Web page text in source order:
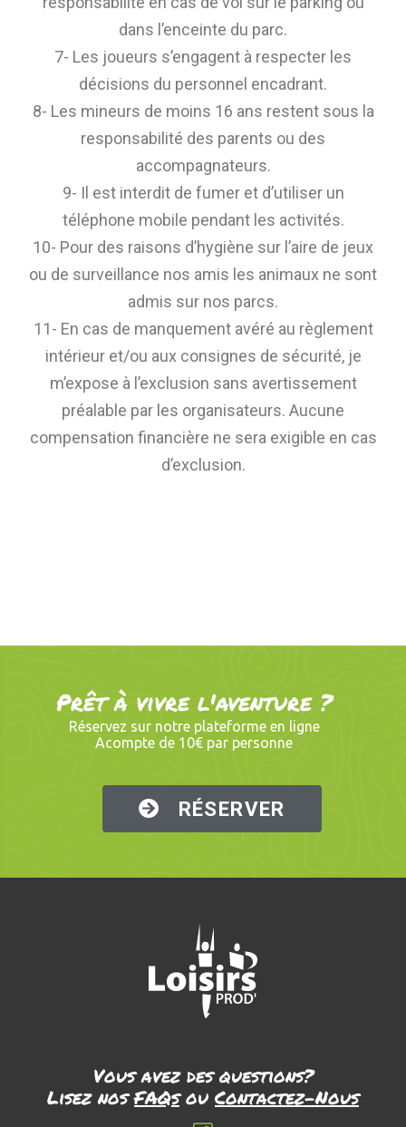
dans l’enceinte du parc.
7- Les joueurs s’engagent à respecter les
décisions du personnel encadrant.
8- Les mineurs de moins 16 ans restent sous la
responsabilité des parents ou des
accompagnateurs.
9- Il est interdit de fumer et d’utiliser un
téléphone mobile pendant les activités.
10- Pour des raisons d’hygiène sur l’aire de jeux
ou de surveillance nos amis les animaux ne sont
admis sur nos parcs.
11- En cas de manquement avéré au règlement
intérieur et/ou aux consignes de sécurité, je
m’expose à l’exclusion sans avertissement
préalable par les organisateurs. Aucune
compensation financière ne sera exigible en cas
d’exclusion.
Prêt à vivre l'aventure ?
Réservez sur notre plateforme en ligne
Acompte de 10€ par personne
RÉSERVER
Vous avez des questions?
Lisez nosFAQsou Contactez-Nous